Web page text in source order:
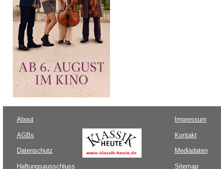
About
AGBs
Datenschutz
Haftungsausschluss
Impressum
Kontakt
Mediadaten
Sitemap